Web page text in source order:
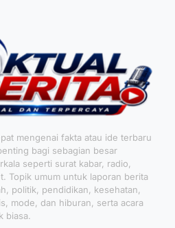
mengenai fakta atau ide terbaru
bagi sebagian besar
seperti surat kabar, radio,
Topik umum untuk laporan berita
politik, pendidikan, kesehatan,
mode, dan hiburan, serta acara
biasa.